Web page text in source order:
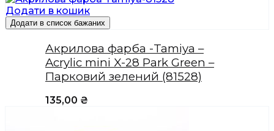
Додати в кошик
Додати в список бажаних
Акрилова фарба -Tamiya –
Acrylic mini X-28 Park Green –
Парковий зелений (81528)
135,00 ₴